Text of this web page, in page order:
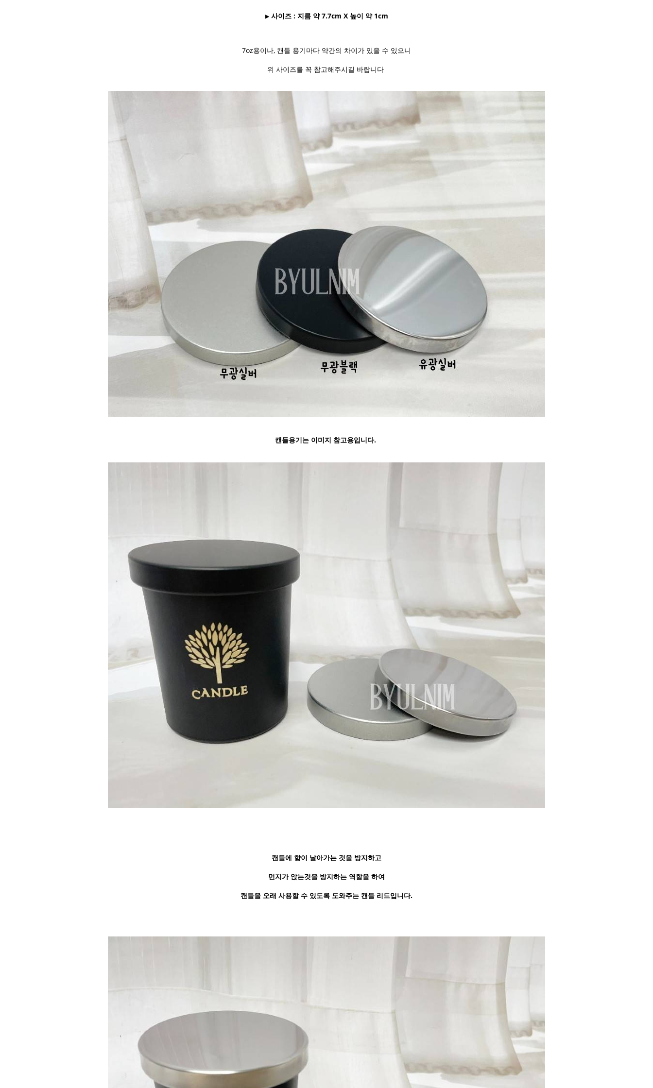
▶ 사이즈 : 지름 약 7.7cm X 높이 약 1cm
7oz용이나, 캔들 용기마다 약간의 차이가 있을 수 있으니
위 사이즈를 꼭 참고해주시길 바랍니다
캔들용기는 이미지 참고용입니다.
캔들에 향이 날아가는 것을 방지하고
먼지가 앉는것을 방지하는 역할을 하여
캔들을 오래 사용할 수 있도록 도와주는 캔들 리드입니다.